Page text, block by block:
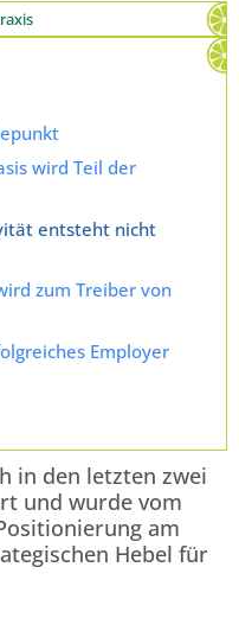
wird Teil der
entsteht nicht
zum Treiber von
Employer
in den letzten zwei
und wurde vom
am
Hebel für